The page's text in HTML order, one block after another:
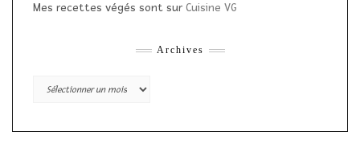
Mes recettes végés sont sur Cuisine VG
Archives
Archives